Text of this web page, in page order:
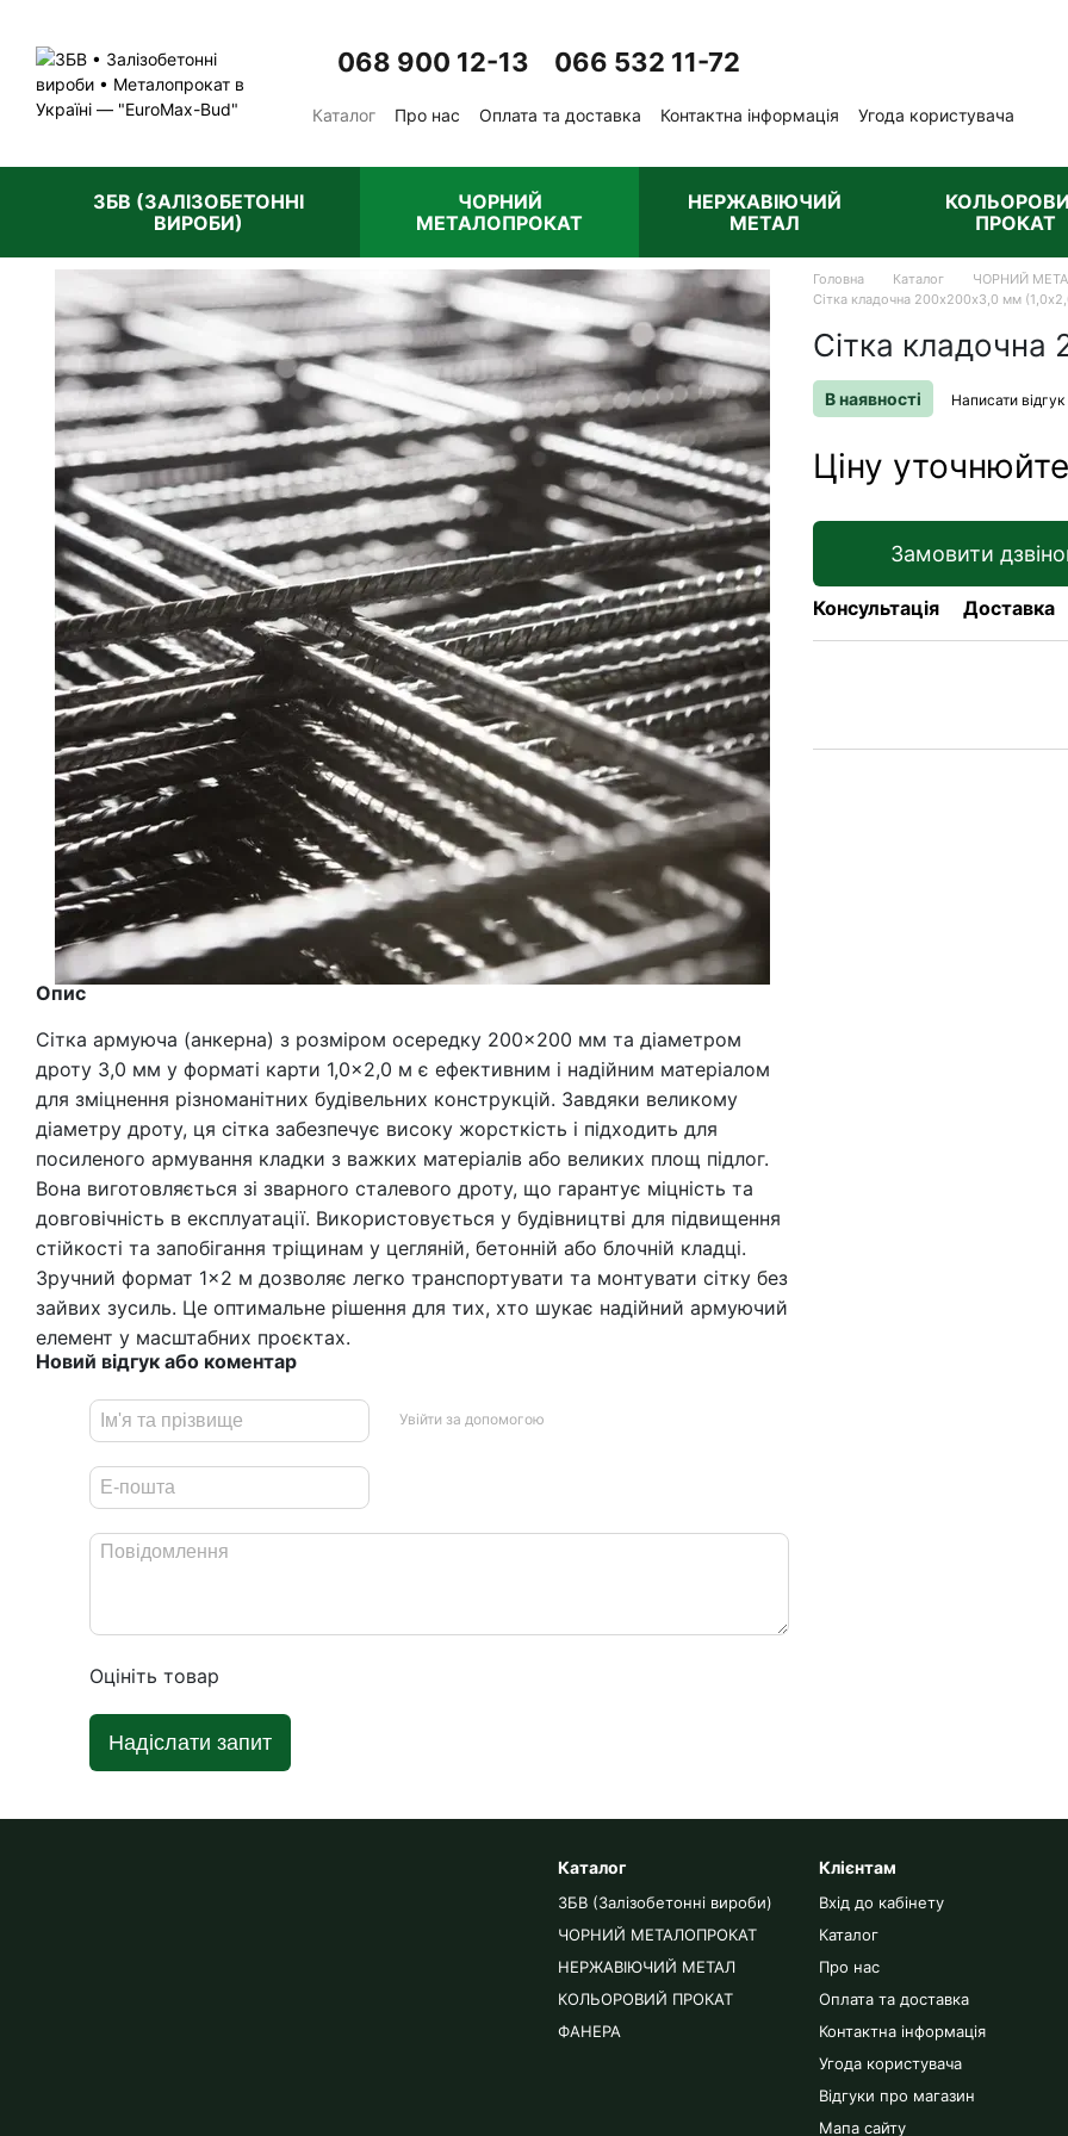
068 900 12-13 066 532 11-72
Каталог Про нас Оплата та доставка Контактна інформація
Угода користувача
ЗБВ (ЗАЛІЗОБЕТОННІ
ВИРОБИ)
ЧОРНИЙ
МЕТАЛОПРОКАТ
НЕРЖАВІЮЧИЙ
МЕТАЛ
ПРОКАТ
Опис
Сітка армуюча (анкерна) з розміром осередку 200×200 мм та діаметром
дроту 3,0 мм у форматі карти 1,0×2,0 м є ефективним і надійним матеріалом
для зміцнення різноманітних будівельних конструкцій. Завдяки великому
діаметру дроту, ця сітка забезпечує високу жорсткість і підходить для
посиленого армування кладки з важких матеріалів або великих площ підлог.
Вона виготовляється зі зварного сталевого дроту, що гарантує міцність та
довговічність в експлуатації. Використовується у будівництві для підвищення
стійкості та запобігання тріщинам у цегляній, бетонній або блочній кладці.
Зручний формат 1×2 м дозволяє легко транспортувати та монтувати сітку без
зайвих зусиль. Це оптимальне рішення для тих, хто шукає надійний армуючий
елемент у масштабних проєктах.
Новий відгук або коментар
Увійти за допомогою
Оцініть товар
Надіслати запит
Головна Каталог ЧОРНИЙ
Сітка кладочна 200х200х3,0 мм
Сітка
В наявності Написати відгук
Ціну уточнюйте
Замовити
Консультація Доставка
Каталог
ЗБВ (Залізобетонні вироби)
ЧОРНИЙ МЕТАЛОПРОКАТ
НЕРЖАВІЮЧИЙ МЕТАЛ
КОЛЬОРОВИЙ ПРОКАТ
ФАНЕРА
Клієнтам
Вхід до кабінету
Каталог
Про нас
Оплата та доставка
Контактна інформація
Угода користувача
Відгуки про магазин
Мапа сайту